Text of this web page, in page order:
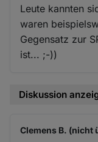
Leute kannten
waren
Gegensatz zur
ist... ;-))
Diskussion
Clemens B. (nicht